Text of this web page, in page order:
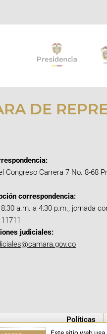
DE
Congreso Carrera 7 No. 8-68
correspondencia:
a.m. a 4:30 p.m., jornada
judiciales:
Políticas